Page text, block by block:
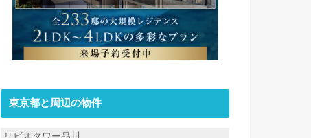
東京都と周辺の物件
リビオタワー品川